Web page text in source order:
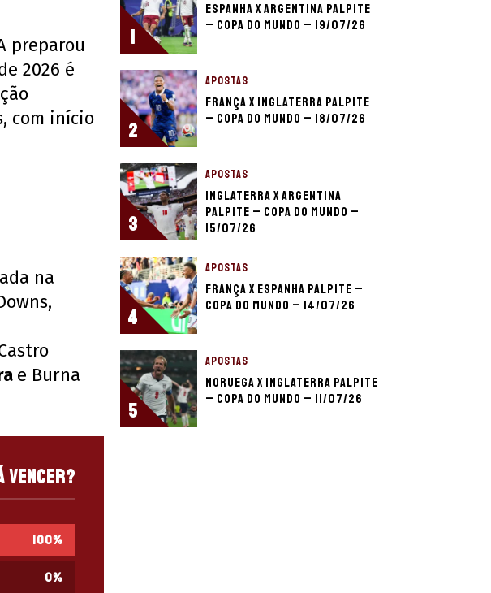
preparou
2026 é
com início
na
e Burna
vencer?
100%
0%
1
Espanha x Argentina palpite
– Copa do Mundo – 19/07/26
2
APOSTAS
França x Inglaterra palpite
– Copa do Mundo – 18/07/26
3
APOSTAS
Inglaterra x Argentina
palpite – Copa do Mundo –
15/07/26
4
APOSTAS
França x Espanha palpite –
Copa do Mundo – 14/07/26
5
APOSTAS
Noruega x Inglaterra palpite
– Copa do Mundo – 11/07/26